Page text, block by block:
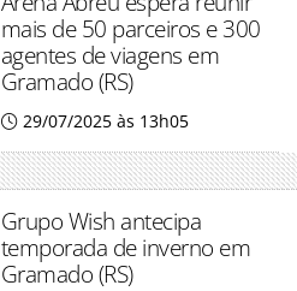
mais de 50 parceiros e 300
agentes de viagens em
Gramado (RS)
29/07/2025 às 13h05
Grupo Wish antecipa
temporada de inverno em
Gramado (RS)